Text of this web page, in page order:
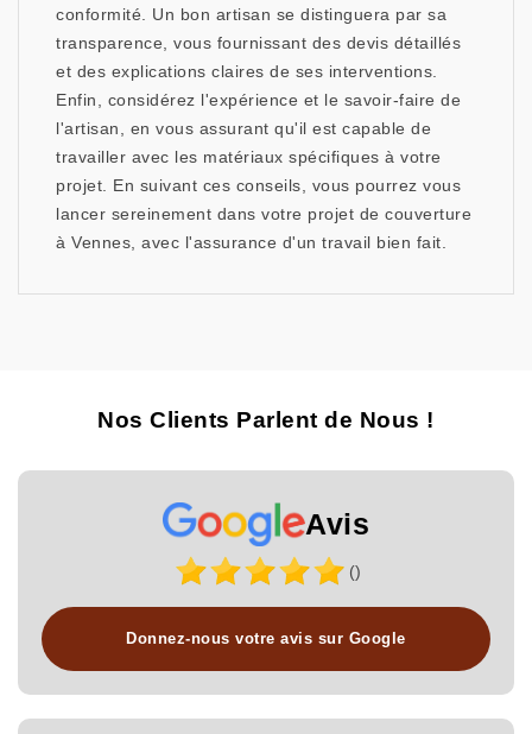
conformité. Un bon artisan se distinguera par sa
transparence, vous fournissant des devis détaillés
et des explications claires de ses interventions.
Enfin, considérez l'expérience et le savoir-faire de
l'artisan, en vous assurant qu'il est capable de
travailler avec les matériaux spécifiques à votre
projet. En suivant ces conseils, vous pourrez vous
lancer sereinement dans votre projet de couverture
à Vennes, avec l'assurance d'un travail bien fait.
Nos Clients Parlent de Nous !
Avis
()
Donnez-nous votre avis sur Google